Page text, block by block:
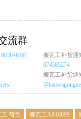
流群
903646397
搬瓦工补货通
874585274
搬瓦工补货通
工 荷兰 搬瓦工AS10099